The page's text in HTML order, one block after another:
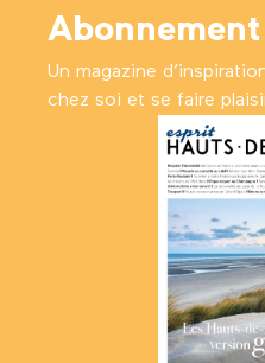
Un magazine
chez soi et se faire